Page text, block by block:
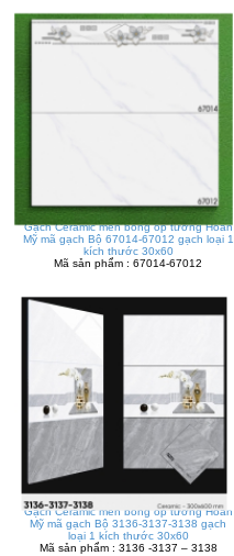
Gạch Ceramic men bóng ốp tường Hoàn
Mỹ mã gạch Bộ 67014-67012 gạch loại 1
kích thước 30x60
Mã sản phẩm : 67014-67012
Gạch Ceramic men bóng ốp tường Hoàn
Mỹ mã gạch Bộ 3136-3137-3138 gạch
loại 1 kích thước 30x60
Mã sản phẩm : 3136 -3137 – 3138